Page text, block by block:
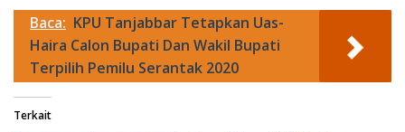
Baca: KPU Tanjabbar Tetapkan Uas-
Haira Calon Bupati Dan Wakil Bupati
Terpilih Pemilu Serantak 2020
Terkait